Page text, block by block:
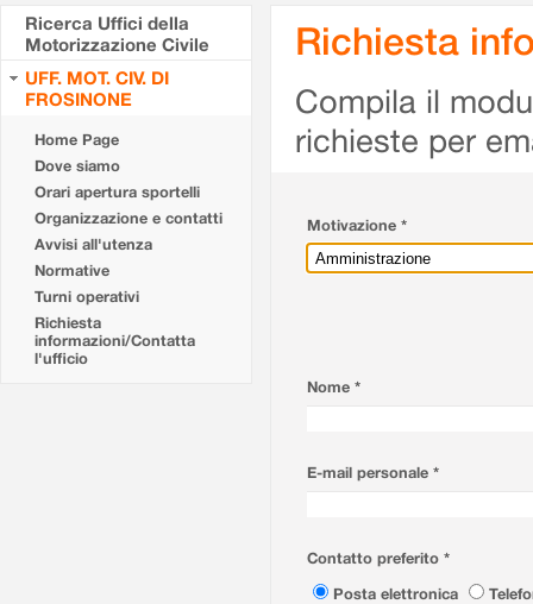
Ricerca Uffici della
Motorizzazione Civile
UFF. MOT. CIV. DI
FROSINONE
Home Page
Dove siamo
Orari apertura sportelli
Organizzazione e contatti
Avvisi all'utenza
Normative
Turni operativi
Richiesta
informazioni/Contatta
l'ufficio
Richiesta
Compila il
richieste per
Motivazione *
Nome *
E-mail personale *
Contatto preferito *
Posta elettronica